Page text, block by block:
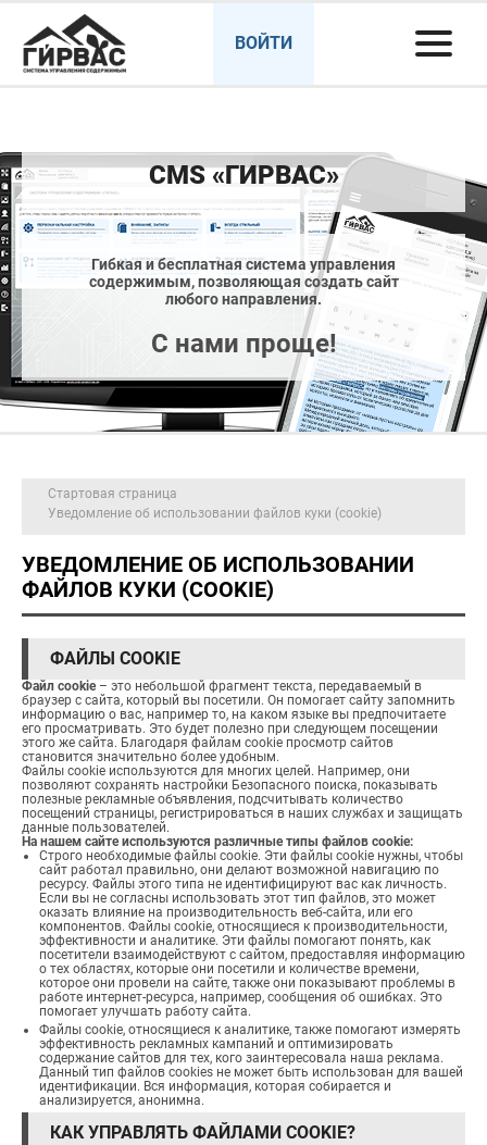
ВОЙТИ
CMS «ГИРВАС»
Гибкая и бесплатная система управления
содержимым, позволяющая создать сайт
любого направления.
С нами проще!
Стартовая страница
Уведомление об использовании файлов куки (cookie)
УВЕДОМЛЕНИЕ ОБ ИСПОЛЬЗОВАНИИ
ФАЙЛОВ КУКИ (COOKIE)
ФАЙЛЫ COOKIE
Файл cookie– это небольшой фрагмент текста, передаваемый в
браузер с сайта, который вы посетили. Он помогает сайту запомнить
информацию о вас, например то, на каком языке вы предпочитаете
его просматривать. Это будет полезно при следующем посещении
этого же сайта. Благодаря файлам cookie просмотр сайтов
становится значительно более удобным.
Файлы cookie используются для многих целей. Например, они
позволяют сохранять настройки Безопасного поиска, показывать
полезные рекламные объявления, подсчитывать количество
посещений страницы, регистрироваться в наших службах и защищать
данные пользователей.
На нашем сайте используются различные типы файлов cookie:
Cтрого необходимые файлы cookie. Эти файлы cookie нужны, чтобы
сайт работал правильно, они делают возможной навигацию по
ресурсу. Файлы этого типа не идентифицируют вас как личность.
Если вы не согласны использовать этот тип файлов, это может
оказать влияние на производительность веб-сайта, или его
компонентов. Файлы cookie, относящиеся к производительности,
эффективности и аналитике. Эти файлы помогают понять, как
посетители взаимодействуют с сайтом, предоставляя информацию
о тех областях, которые они посетили и количестве времени,
которое они провели на сайте, также они показывают проблемы в
работе интернет-ресурса, например, сообщения об ошибках. Это
помогает улучшать работу сайта.
Файлы cookie, относящиеся к аналитике, также помогают измерять
эффективность рекламных кампаний и оптимизировать
содержание сайтов для тех, кого заинтересовала наша реклама.
Данный тип файлов cookies не может быть использован для вашей
идентификации. Вся информация, которая собирается и
анализируется, анонимна.
КАК УПРАВЛЯТЬ ФАЙЛАМИ COOKIE?